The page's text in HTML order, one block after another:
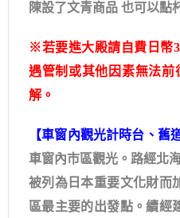
陳設了文青商品 也可以點
※若要進大殿請自費日幣
遇管制或其他因素無法
解。
【車窗內觀光計時台、舊
車窗內市區觀光。路經北
被列為日本重要文化財而
區最主要的出發點。續經